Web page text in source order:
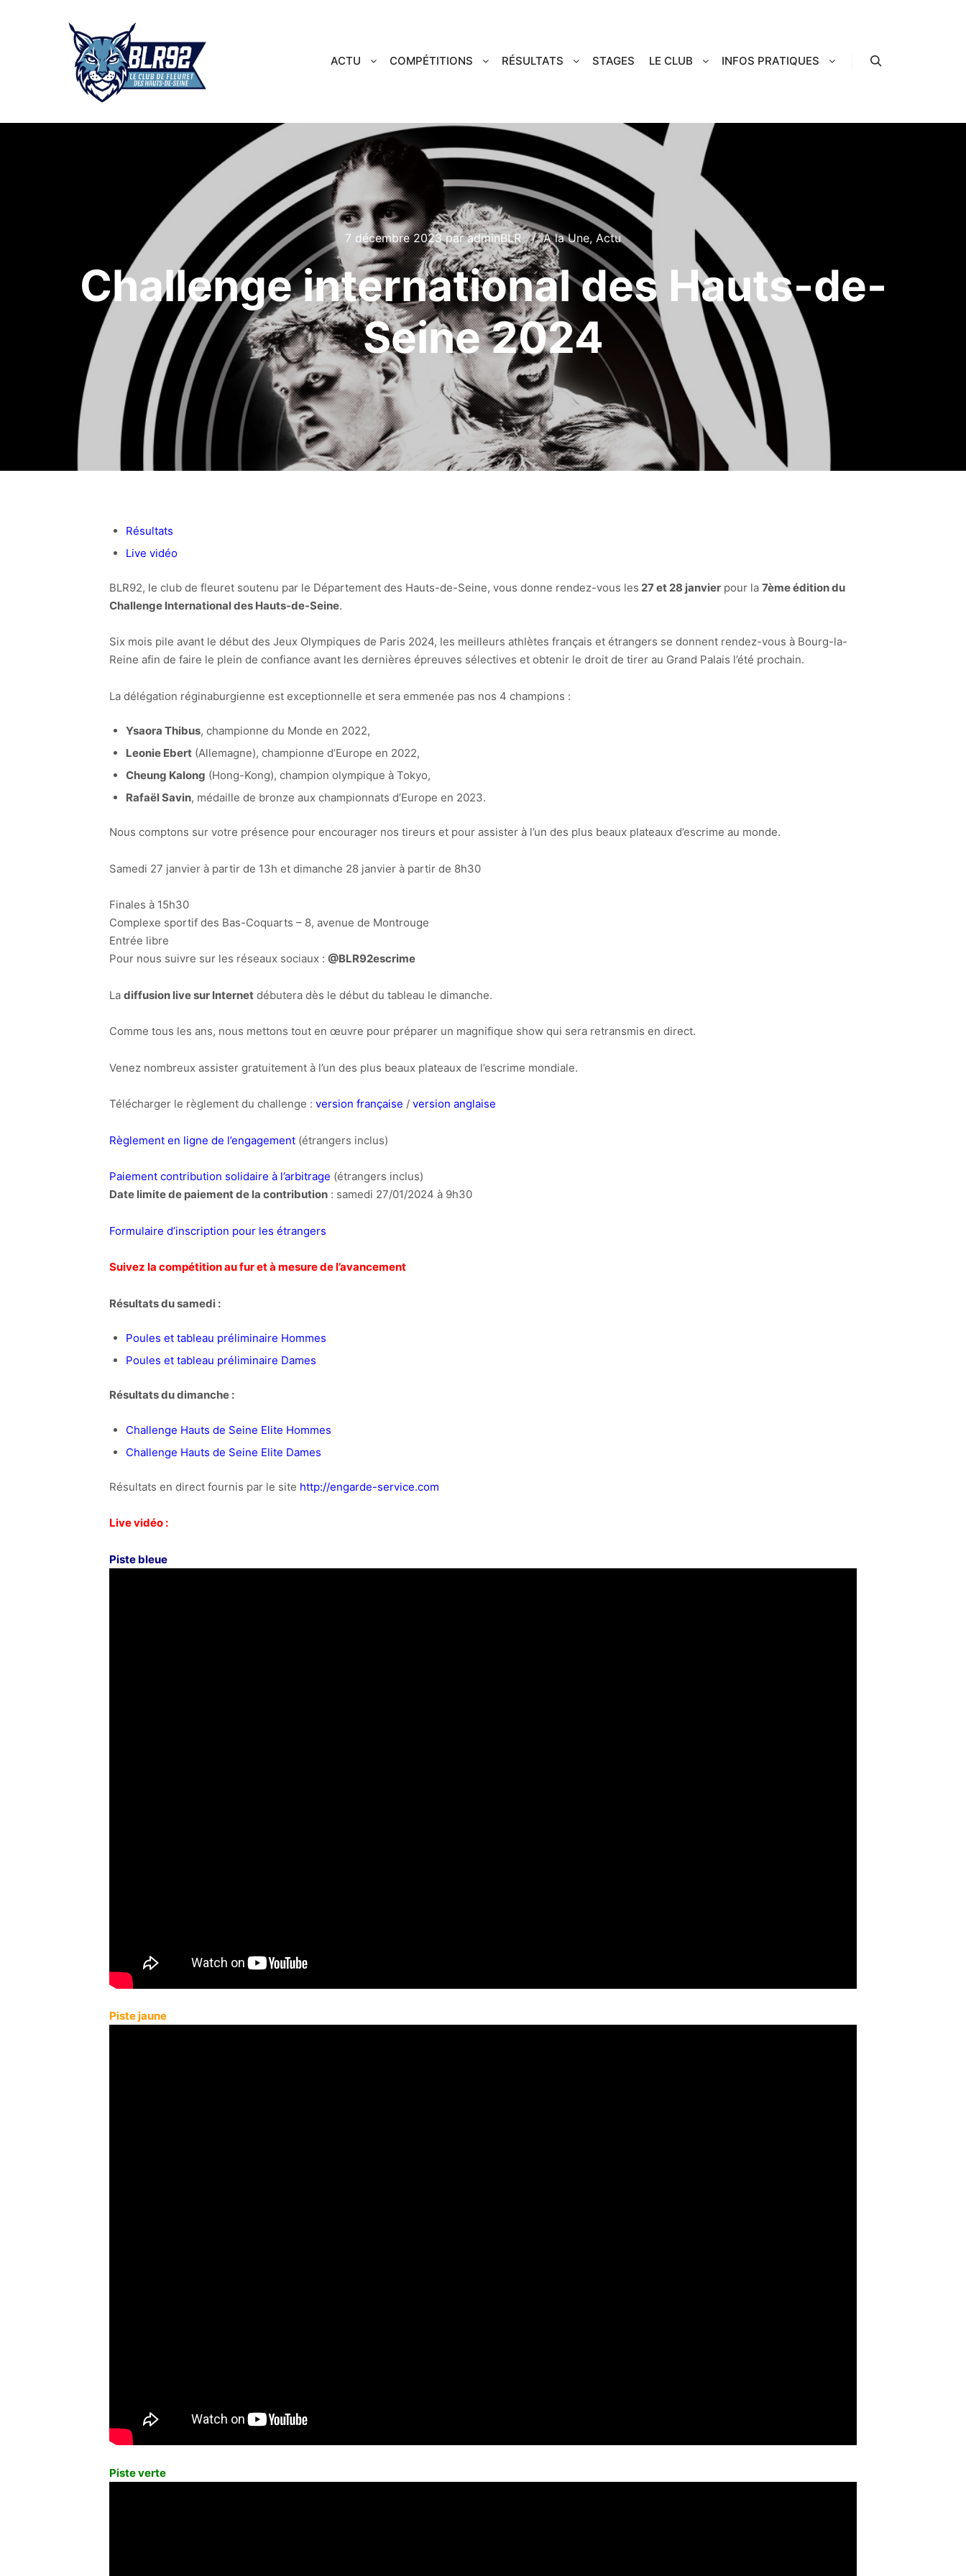
ACTU COMPÉTITIONS RÉSULTATS STAGES LE CLUB INFOS PRATIQUES
7 décembre 2023paradminBLR A la Une, Actu
Challenge international des Hauts-de-
Seine 2024
Résultats
Live vidéo
BLR92, le club de fleuret soutenu par le Département des Hauts-de-Seine, vous donne rendez-vous les 27 et 28 janvier pour la 7ème édition du
Challenge International des Hauts-de-Seine.
Six mois pile avant le début des Jeux Olympiques de Paris 2024, les meilleurs athlètes français et étrangers se donnent rendez-vous à Bourg-la-
Reine afin de faire le plein de confiance avant les dernières épreuves sélectives et obtenir le droit de tirer au Grand Palais l’été prochain.
La délégation réginaburgienne est exceptionnelle et sera emmenée pas nos 4 champions :
Ysaora Thibus, championne du Monde en 2022,
Leonie Ebert(Allemagne), championne d’Europe en 2022,
Cheung Kalong (Hong-Kong), champion olympique à Tokyo,
Rafaël Savin, médaille de bronze aux championnats d’Europe en 2023.
Nous comptons sur votre présence pour encourager nos tireurs et pour assister à l’un des plus beaux plateaux d’escrime au monde.
Samedi 27 janvier à partir de 13h et dimanche 28 janvier à partir de 8h30
Finales à 15h30
Complexe sportif des Bas-Coquarts – 8, avenue de Montrouge
Entrée libre
Pour nous suivre sur les réseaux sociaux : @BLR92escrime
La diffusion live sur Internet débutera dès le début du tableau le dimanche.
Comme tous les ans, nous mettons tout en œuvre pour préparer un magnifique show qui sera retransmis en direct.
Venez nombreux assister gratuitement à l’un des plus beaux plateaux de l’escrime mondiale.
Télécharger le règlement du challenge : version française / version anglaise
Règlement en ligne de l’engagement (étrangers inclus)
Paiement contribution solidaire à l’arbitrage (étrangers inclus)
Date limite de paiement de la contribution : samedi 27/01/2024 à 9h30
Formulaire d’inscription pour les étrangers
Suivez la compétition au fur et à mesure de l’avancement
Résultats du samedi :
Poules et tableau préliminaire Hommes
Poules et tableau préliminaire Dames
Résultats du dimanche :
Challenge Hauts de Seine Elite Hommes
Challenge Hauts de Seine Elite Dames
Résultats en direct fournis par le site http://engarde-service.com
Live vidéo :
Piste bleue
Piste jaune
Piste verte